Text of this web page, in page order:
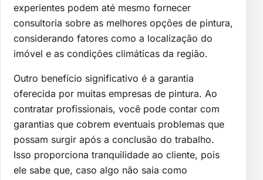
experientes podem até mesmo fornecer
consultoria sobre as melhores opções de pintura,
considerando fatores como a localização do
imóvel e as condições climáticas da região.
Outro benefício significativo é a garantia
oferecida por muitas empresas de pintura. Ao
contratar profissionais, você pode contar com
garantias que cobrem eventuais problemas que
possam surgir após a conclusão do trabalho.
Isso proporciona tranquilidade ao cliente, pois
ele sabe que, caso algo não saia como